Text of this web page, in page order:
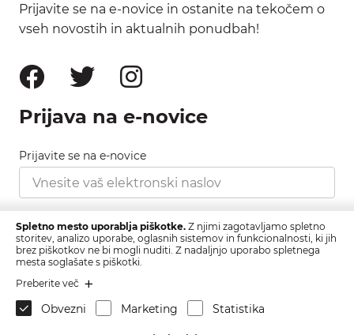
Prijavite se na e-novice in ostanite na tekočem o
vseh novostih in aktualnih ponudbah!
Prijava na e-novice
Prijavite se na e-novice
Strinjam se s pravilnikom zasebnosti, ki ga najdete
tukaj.
Spletno mesto uporablja piškotke. Z njimi zagotavljamo spletno
storitev, analizo uporabe, oglasnih sistemov in funkcionalnosti, ki jih
brez piškotkov ne bi mogli nuditi. Z nadaljnjo uporabo spletnega
mesta soglašate s piškotki.
Preberite več
Obvezni Marketing Statistika